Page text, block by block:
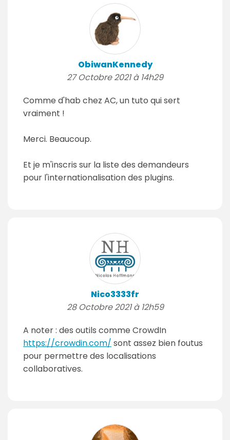
ObiwanKennedy
27 Octobre 2021 à 14h29
Comme d'hab chez AC, un tuto qui sert
vraiment !
Merci. Beaucoup.
Et je m'inscris sur la liste des demandeurs
pour l'internationalisation des plugins.
Nico3333fr
28 Octobre 2021 à 12h59
A noter : des outils comme CrowdIn
https://crowdin.com/ sont assez bien foutus
pour permettre des localisations
collaboratives.